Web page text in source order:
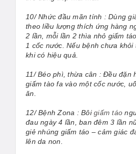
10/ Nhức đầu mãn tính : Dùng
theo liều lượng thích ứng hàng
2 lần, mỗi lần 2 thìa nhỏ giấm
1 cốc nước. Nếu bệnh chưa
khi có hiệu quả.
11/ Béo phì, thừa cân : Đều đặn
giấm tào fa vào một cốc nước,
ăn.
12/ Bệnh Zona : Bôigiấm táo
đau ngày 4 lần, ban đêm 3 lần
giẻ nhúng giấm táo – cảm giác
lên da non.